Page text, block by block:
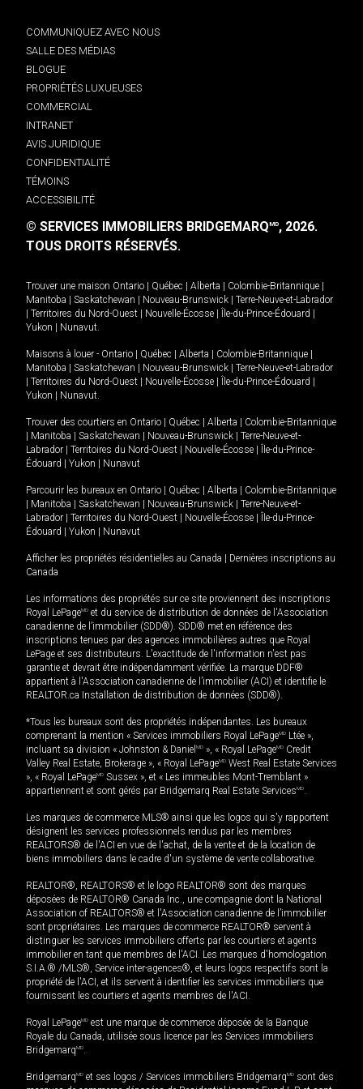
COMMUNIQUEZ AVEC NOUS
SALLE DES MÉDIAS
BLOGUE
PROPRIÉTÉS LUXUEUSES
COMMERCIAL
INTRANET
AVIS JURIDIQUE
CONFIDENTIALITÉ
TÉMOINS
ACCESSIBILITÉ
© SERVICES IMMOBILIERS BRIDGEMARQMD, 2026.
TOUS DROITS RÉSERVÉS.
Trouver une maison Ontario Québec Alberta Colombie-Britannique
Manitoba
Saskatchewan Nouveau-Brunswick
Terre-Neuve-et-Labrador
Territoires du Nord-Ouest Nouvelle-Écosse Île-du-Prince-Édouard
Yukon
Nunavut.
Maisons à louer - Ontario Québec Alberta Colombie-Britannique
Manitoba
Saskatchewan Nouveau-Brunswick
Terre-Neuve-et-Labrador
Territoires du Nord-Ouest Nouvelle-Écosse Île-du-Prince-Édouard
Yukon
Nunavut.
Trouver des courtiers en Ontario Québec Alberta
Colombie-Britannique
Manitoba Saskatchewan Nouveau-Brunswick
Terre-Neuve-et-
Labrador
Territoires du Nord-Ouest Nouvelle-Écosse
Île-du-Prince-
Édouard
Yukon Nunavut
Parcourir les bureaux en Ontario Québec Alberta
Colombie-Britannique
Manitoba Saskatchewan Nouveau-Brunswick
Terre-Neuve-et-
Labrador
Territoires du Nord-Ouest Nouvelle-Écosse
Île-du-Prince-
Édouard
Yukon Nunavut
Afficher les propriétés résidentielles au Canada
Dernières inscriptions au
Canada
Les informations des propriétés sur ce site proviennent des inscriptions
Royal LePageMD et du service de distribution de données de l'Association
canadienne de l’immobilier (SDD®). SDD® met en référence des
inscriptions tenues par des agences immobilières autres que Royal
LePage et ses distributeurs. L'exactitude de l'information n'est pas
garantie et devrait être indépendamment vérifiée. La marque DDF®
appartient à l'Association canadienne de l’immobilier (ACI) et identifie le
REALTOR.ca Installation de distribution de données (SDD®).
*Tous les bureaux sont des propriétés indépendantes. Les bureaux
comprenant la mention « Services immobiliers Royal LePageMD Ltée »,
incluant sa division « Johnston & Daniel MD », « Royal LePageMD Credit
Valley Real Estate, Brokerage », « Royal LePageMD West Real Estate Services
», « Royal LePageMD Sussex », et « Les immeubles Mont-Tremblant »
appartiennent et sont gérés par Bridgemarq Real Estate ServicesMD.
Les marques de commerce MLS® ainsi que les logos qui s'y rapportent
désignent les services professionnels rendus par les membres
REALTORS® de l'ACI en vue de l'achat, de la vente et de la location de
biens immobiliers dans le cadre d'un système de vente collaborative.
REALTOR®, REALTORS® et le logo REALTOR® sont des marques
déposées de REALTOR® Canada Inc., une compagnie dont la National
Association of REALTORS® et l'Association canadienne de l’immobilier
sont propriétaires. Les marques de commerce REALTOR® servent à
distinguer les services immobiliers offerts par les courtiers et agents
immobilier en tant que membres de l'ACI. Les marques d'homologation
S.I.A.® /MLS®, Service inter-agences®, et leurs logos respectifs sont la
propriété de l'ACI, et ils servent à identifier les services immobiliers que
fournissent les courtiers et agents membres de l'ACI.
Royal LePageMD est une marque de commerce déposée de la Banque
Royale du Canada, utilisée sous licence par les Services immobiliers
BridgemarqMD.
BridgemarqMD et ses logos / Services immobiliers BridgemarqMD sont des